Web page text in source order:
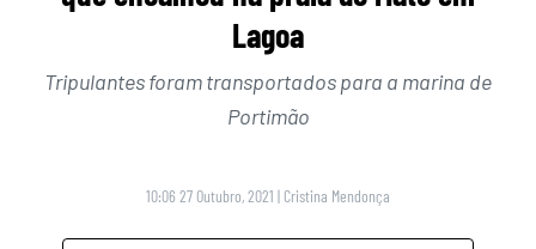
Lagoa
Tripulantes foram transportados para a marina de
Portimão
10:06 27 Outubro, 2021 | Cristina Mendonça